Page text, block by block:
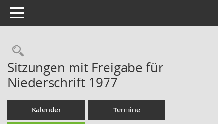
Toggle navigation
Rechercheauswahl
Sitzungen mit Freigabe für
Niederschrift 1977
Kalender Termine